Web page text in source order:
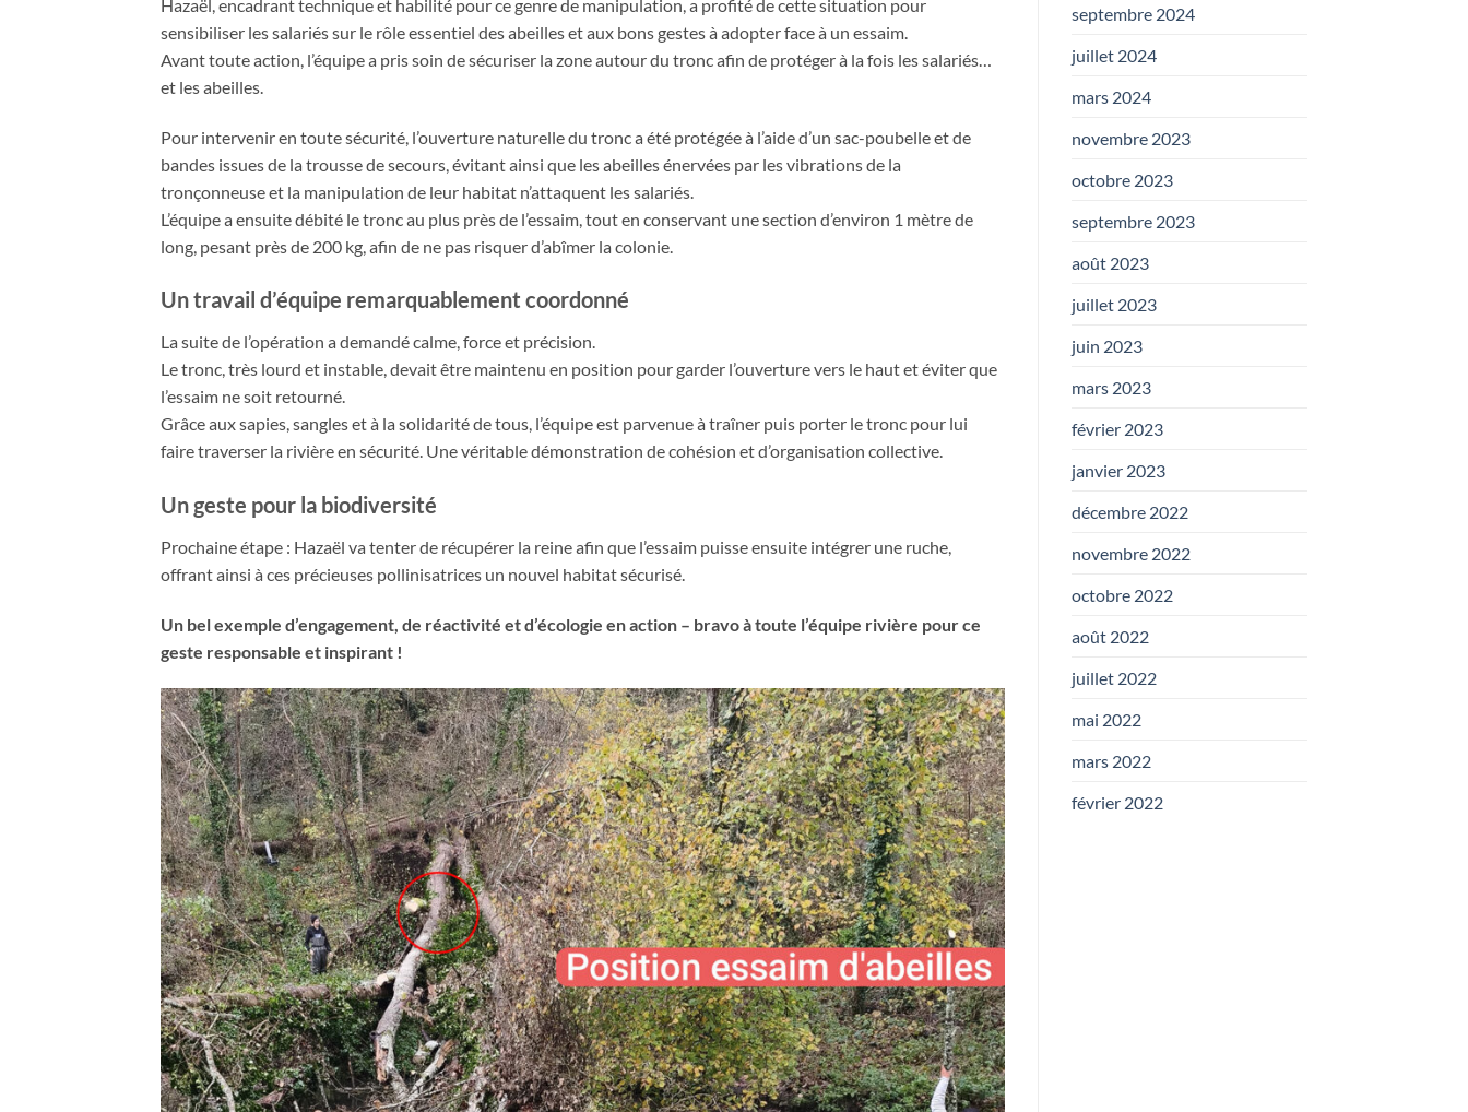
Hazaël, encadrant technique et habilité pour ce genre de manipulation, a profité de cette situation pour
sensibiliser les salariés sur le rôle essentiel des abeilles et aux bons gestes à adopter face à un essaim.
Avant toute action, l’équipe a pris soin de sécuriser la zone autour du tronc afin de protéger à la fois les salariés…
et les abeilles.
Pour intervenir en toute sécurité, l’ouverture naturelle du tronc a été protégée à l’aide d’un sac-poubelle et de
bandes issues de la trousse de secours, évitant ainsi que les abeilles énervées par les vibrations de la
tronçonneuse et la manipulation de leur habitat n’attaquent les salariés.
L’équipe a ensuite débité le tronc au plus près de l’essaim, tout en conservant une section d’environ 1 mètre de
long, pesant près de 200 kg, afin de ne pas risquer d’abîmer la colonie.
Un travail d’équipe remarquablement coordonné
La suite de l’opération a demandé calme, force et précision.
Le tronc, très lourd et instable, devait être maintenu en position pour garder l’ouverture vers le haut et éviter que
l’essaim ne soit retourné.
Grâce aux sapies, sangles et à la solidarité de tous, l’équipe est parvenue à traîner puis porter le tronc pour lui
faire traverser la rivière en sécurité. Une véritable démonstration de cohésion et d’organisation collective.
Un geste pour la biodiversité
Prochaine étape : Hazaël va tenter de récupérer la reine afin que l’essaim puisse ensuite intégrer une ruche,
offrant ainsi à ces précieuses pollinisatrices un nouvel habitat sécurisé.
Un bel exemple d’engagement, de réactivité et d’écologie en action – bravo à toute l’équipe rivière pour ce
geste responsable et inspirant !
septembre 2024
juillet 2024
mars 2024
novembre 2023
octobre 2023
septembre 2023
août 2023
juillet 2023
juin 2023
mars 2023
février 2023
janvier 2023
décembre 2022
novembre 2022
octobre 2022
août 2022
juillet 2022
mai 2022
mars 2022
février 2022